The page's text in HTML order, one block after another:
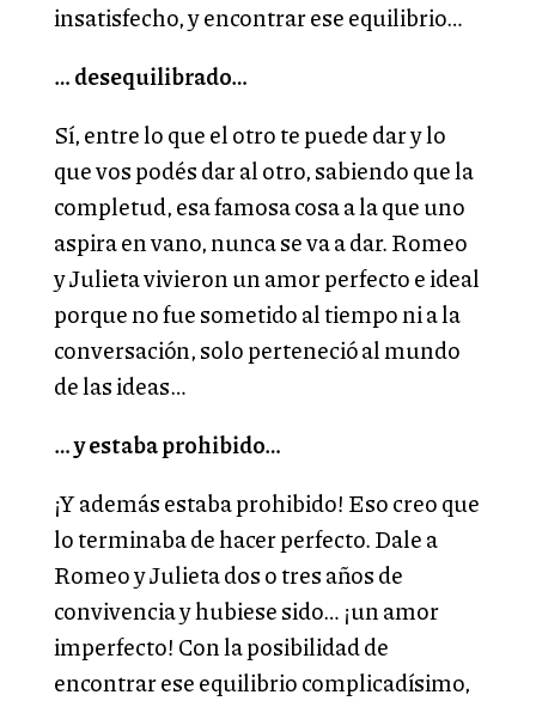
insatisfecho, y encontrar ese equilibrio…
… desequilibrado…
Sí, entre lo que el otro te puede dar y lo
que vos podés dar al otro, sabiendo que la
completud, esa famosa cosa a la que uno
aspira en vano, nunca se va a dar. Romeo
y Julieta vivieron un amor perfecto e ideal
porque no fue sometido al tiempo ni a la
conversación, solo perteneció al mundo
de las ideas…
… y estaba prohibido…
¡Y además estaba prohibido! Eso creo que
lo terminaba de hacer perfecto. Dale a
Romeo y Julieta dos o tres años de
convivencia y hubiese sido… ¡un amor
imperfecto! Con la posibilidad de
encontrar ese equilibrio complicadísimo,